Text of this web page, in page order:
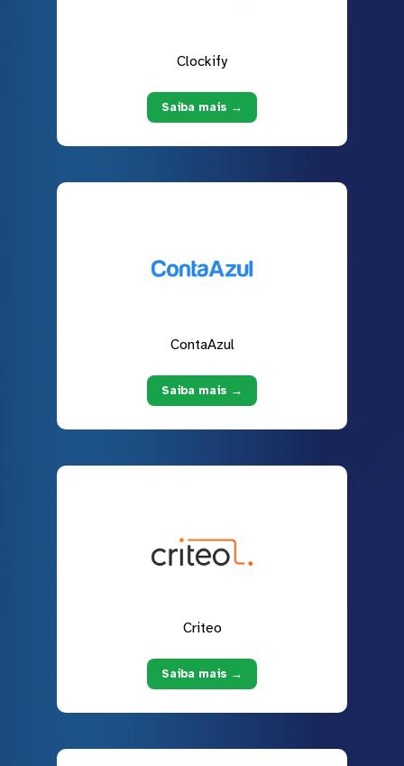
Clockify
Saiba mais →
ContaAzul
Saiba mais →
Criteo
Saiba mais →